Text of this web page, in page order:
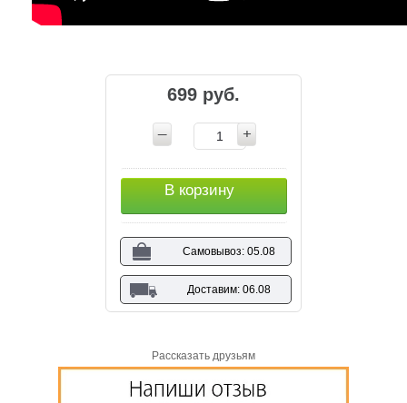
699 руб.
В корзину
Самовывоз: 05.08
Доставим: 06.08
Рассказать друзьям